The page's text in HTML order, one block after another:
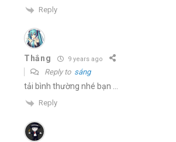
Reply
Thắng 9 years ago
Reply to sáng
tải bình thường nhé bạn …
Reply